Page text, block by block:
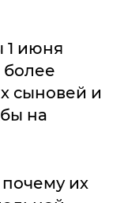
1 июня
более
сыновей и
на
их